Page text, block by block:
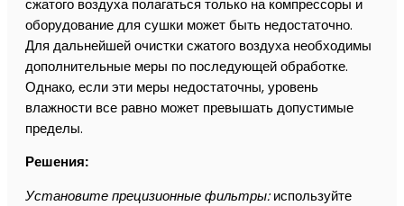
сжатого воздуха полагаться только на компрессоры и
оборудование для сушки может быть недостаточно.
Для дальнейшей очистки сжатого воздуха необходимы
дополнительные меры по последующей обработке.
Однако, если эти меры недостаточны, уровень
влажности все равно может превышать допустимые
пределы.
Решения:
Установите прецизионные фильтры:используйте